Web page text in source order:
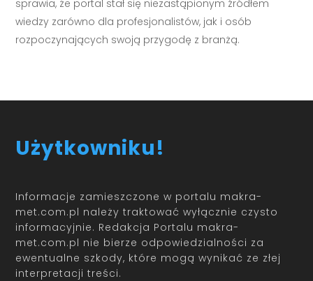
sprawia, że portal stał się niezastąpionym źródłem
wiedzy zarówno dla profesjonalistów, jak i osób
rozpoczynających swoją przygodę z branżą.
Użytkowniku!
Informacje zamieszczone w portalu makra-
met.com.pl należy traktować wyłącznie czysto
informacyjnie. Redakcja Portalu makra-
met.com.pl nie bierze odpowiedzialności za
ewentualne szkody, które mogą wynikać ze złej
interpretacji treści.